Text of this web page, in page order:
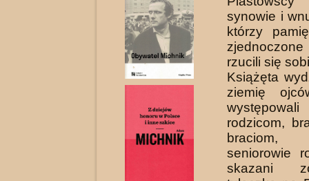
synowie i
którzy
rzucili się
Książęta
zie­mię
rodzicom,
braciom,
seniorowie
skazani